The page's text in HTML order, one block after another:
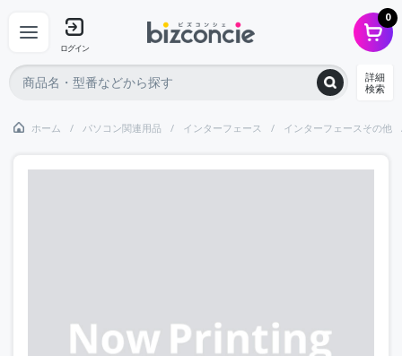
ログイン
0
詳細
検索
ホーム パソコン関連用品 インターフェース インターフェースその他